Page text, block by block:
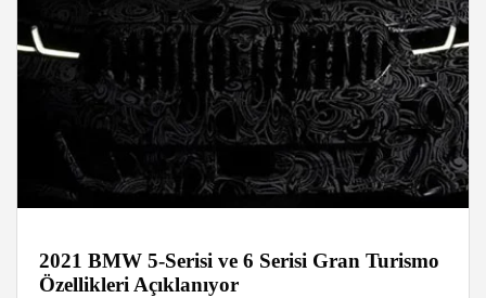
2021 BMW 5-Serisi ve 6 Serisi Gran Turismo
Özellikleri Açıklanıyor